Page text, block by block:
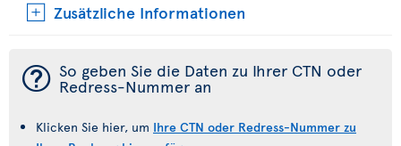
Zusätzliche Informationen
¯ So geben Sie die Daten zu Ihrer CTN oder
Redress-Nummer an
Klicken Sie hier, um Ihre CTN oder Redress-Nummer zu